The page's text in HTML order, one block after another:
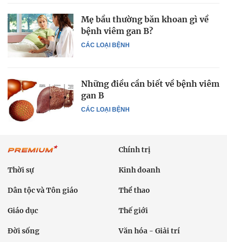
CÁC LOẠI BỆNH
Mẹ bầu thường băn khoan gì về
bệnh viêm gan B?
CÁC LOẠI BỆNH
Những điều cần biết về bệnh viêm
gan B
Chính trị
Thời sự Kinh doanh
Dân tộc và Tôn giáo Thể thao
Giáo dục Thế giới
Đời sống Văn hóa - Giải trí